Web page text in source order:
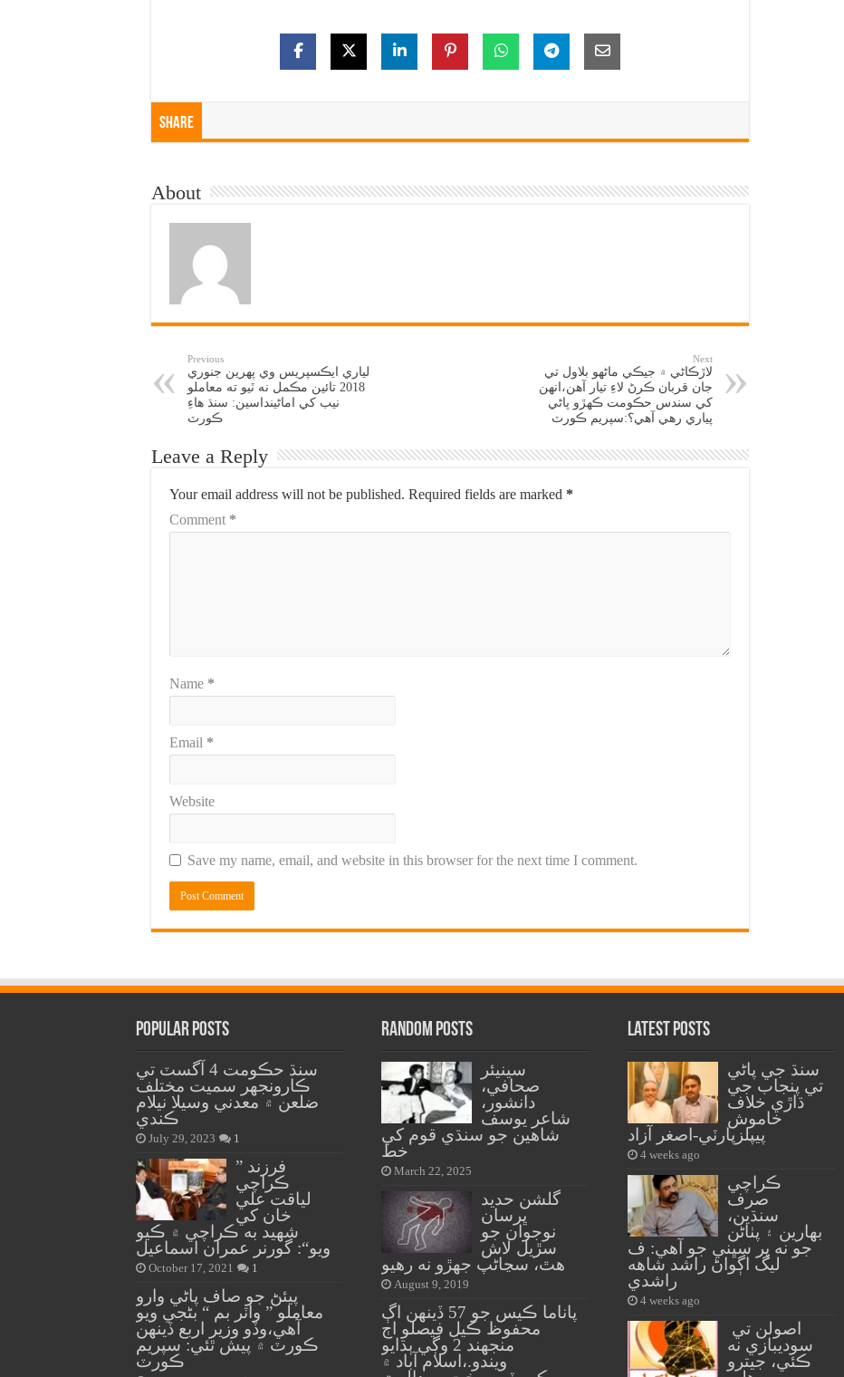
Share
About
Previous
لياري ايڪسپريس وي پهرين جنوري
2018 تائين مڪمل نه ٿيو ته معاملو
نيب کي اماڻينداسين: سنڌ هاءِ
ڪورٽ
Next
لاڙڪاڻي ۾ جيڪي ماڻهو بلاول تي
جان قربان ڪرڻ لاءِ تيار آهن،انهن
کي سندس حڪومت ڪهڙو پاڻي
پياري رهي آهي؟:سپريم ڪورٽ
Leave a Reply
Your email address will not be published. Required fields are marked *
Comment *
Name *
Email *
Website
Save my name, email, and website in this browser for the next time I comment.
Popular Posts
سنڌ حڪومت 4 آگسٽ تي
ڪارونجهر سميت مختلف
ضلعن ۾ معدني وسيلا نيلام
ڪندي
July 29, 2023 1
” فرزند
ڪراچي
لياقت علي
خان کي
شهيد به ڪراچي ۾ ڪيو
ويو“: گورنر عمران اسماعيل
October 17, 2021 1
پيئڻ جو صاف پاڻي وارو
معاملو ” واٽر بم “ بڻجي ويو
آهي،وڏو وزير اربع ڏينهن
ڪورٽ ۾ پيش ٿئي: سپريم
ڪورٽ
Random Posts
سينيئر
صحافي،
دانشور،
شاعر يوسف
شاهين جو سنڌي قوم کي
خط
March 22, 2025
گلشن حديد
ڀرسان
نوجوان جو
سڙيل لاش
هٿ، سڃاڻپ جهڙو نه رهيو
August 9, 2019
پاناما ڪيس جو 57 ڏينهن اڳ
محفوظ ڪيل فيصلو اڄ
منجهند 2 وڳي ٻڌايو
ويندو.،اسلام آباد ۾
Latest Posts
سنڌ جي پاڻي
تي پنجاب جي
ڌاڙي خلاف
خاموش
پيپلزپارٽي-اصغر آزاد
4 weeks ago
ڪراچي
صرف
سنڌين،
بهارين ۽ پٺاڻن
جو نه پر سڀني جو آهي: ف
ليگ اڳواڻ راشد شاهه
راشدي
4 weeks ago
سوديبازي نه
ڪئي، جيترو